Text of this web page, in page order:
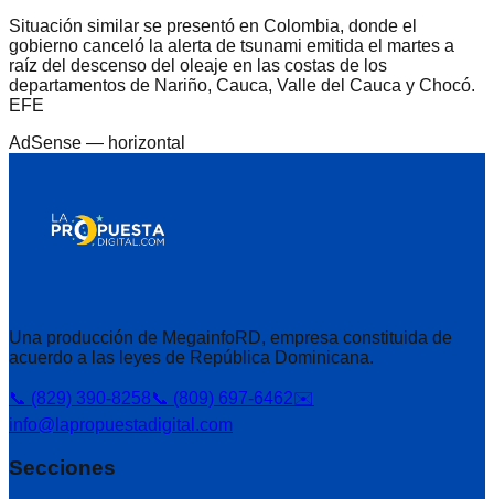
Situación similar se presentó en Colombia, donde el
gobierno canceló la alerta de tsunami emitida el martes a
raíz del descenso del oleaje en las costas de los
departamentos de Nariño, Cauca, Valle del Cauca y Chocó.
EFE
AdSense — horizontal
Una producción de MegainfoRD, empresa constituida de
acuerdo a las leyes de República Dominicana.
📞 (829) 390-8258📞 (809) 697-6462✉️
info@lapropuestadigital.com
Secciones